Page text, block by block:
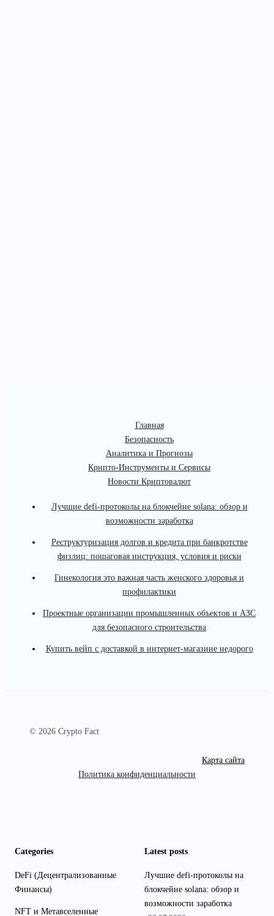
Главная
Безопасность
Аналитика и Прогнозы
Крипто-Инструменты и Сервисы
Новости Криптовалют
Лучшие defi-протоколы на блокчейне solana: обзор и
возможности заработка
Реструктуризация долгов и кредита при банкротстве
физлиц: пошаговая инструкция, условия и риски
Гинекология это важная часть женского здоровья и
профилактики
Проектные организации промышленных объектов и АЗС
для безопасного строительства
Купить вейп с доставкой в интернет-магазине недорого
© 2026 Crypto Fact
Карта сайта
Политика конфиденциальности
Categories
DeFi (Децентрализованные
Финансы)
NFT и Метавселенные
Latest posts
Лучшие defi-протоколы на
блокчейне solana: обзор и
возможности заработка